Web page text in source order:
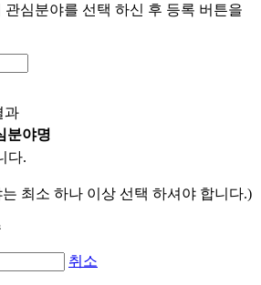
관심분야를 선택 하신 후 등록 버튼을
과
분야명
다.
최소 하나 이상 선택 하셔야 합니다.)
취소